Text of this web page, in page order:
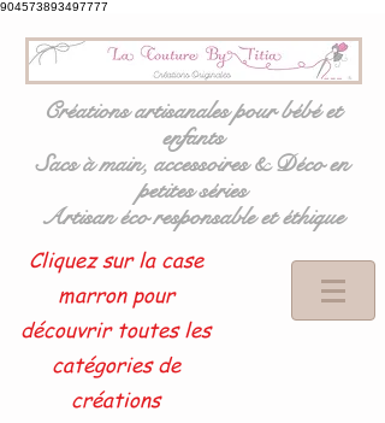
904573893497777
Créations artisanales pour bébé et
enfants
Sacs à main, accessoires & Déco en
petites séries
Artisan éco responsable et éthique
Cliquez sur la case
marron pour
découvrir toutes les
catégories de
créations